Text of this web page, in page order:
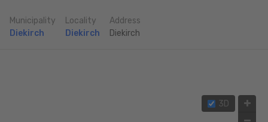
Municipality
Diekirch
Locality
Diekirch
Address
Diekirch
3D